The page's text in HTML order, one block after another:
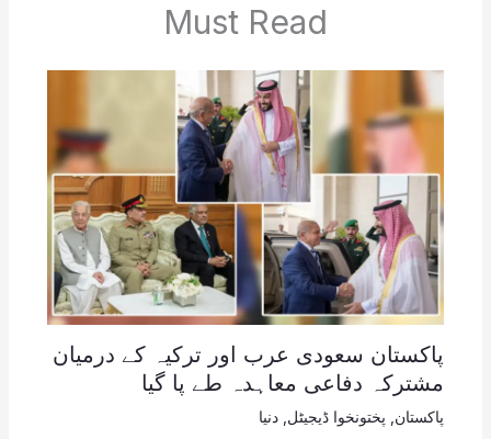
Must Read
پاکستان سعودی عرب اور ترکیہ کے درمیان
مشترکہ دفاعی معاہدہ طے پا گیا
پاکستان پختونخوا ڈیجیٹل دنیا